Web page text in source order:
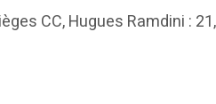
CC, Hugues Ramdini :